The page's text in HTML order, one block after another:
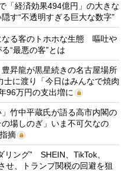
「経済効果494億円」の大きな
す“不透明すぎる巨大な数字”
なる客のトホホな生態 嘔吐や
“最悪の客”とは
昇龍が黒星続きの名古屋場所
に渡り「今日はみんなで焼肉
96万円の支出増に
竹中平蔵氏が語る高市内閣の
場しのぎ」いま不可欠なの
摘
リング” SHEIN、TikTok、
、トランプ関税の回避を狙